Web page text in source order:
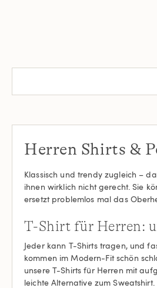
Herren Shirts &
Klassisch und trendy zugleich –
ihnen wirklich nicht gerecht. Sie
ersetzt problemlos mal das
T-Shirt für Herren:
Jeder kann T-Shirts tragen, und
kommen im Modern-Fit schön
unsere T-Shirts für Herren mit
leichte Alternative zum